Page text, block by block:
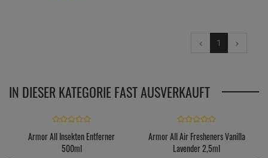
1
IN DIESER KATEGORIE FAST AUSVERKAUFT
Armor All Insekten Entferner
500ml
Armor All Air Fresheners Vanilla
Lavender 2,5ml